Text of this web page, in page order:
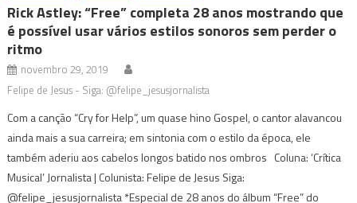
Rick Astley: “Free” completa 28 anos mostrando que
é possível usar vários estilos sonoros sem perder o
ritmo
novembro 29, 2019
Felipe de Jesus - Siga: @felipe_jesusjornalista
Com a canção “Cry for Help”, um quase hino Gospel, o cantor alavancou
ainda mais a sua carreira; em sintonia com o estilo da época, ele
também aderiu aos cabelos longos batido nos ombros Coluna: ‘Crítica
Musical’ Jornalista | Colunista: Felipe de Jesus Siga:
@felipe_jesusjornalista *Especial de 28 anos do álbum “Free” do